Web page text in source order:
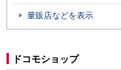
量販店などを表示
ドコモショップ